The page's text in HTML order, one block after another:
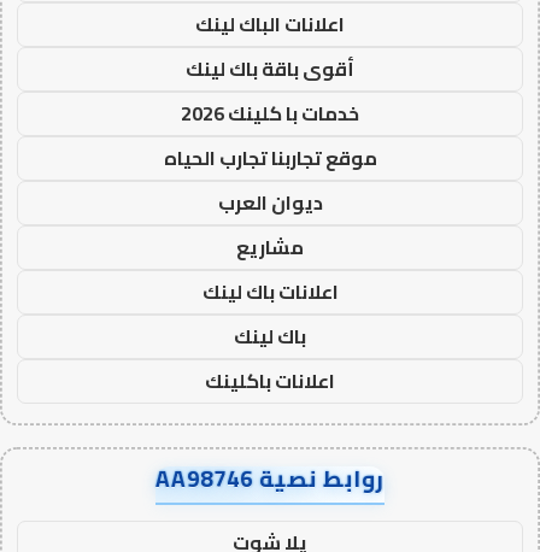
اعلانات الباك لينك
أقوى باقة باك لينك
خدمات با كلينك 2026
موقع تجاربنا تجارب الحياه
ديوان العرب
مشاريع
اعلانات باك لينك
باك لينك
اعلانات باكلينك
روابط نصية AA98746
يلا شوت